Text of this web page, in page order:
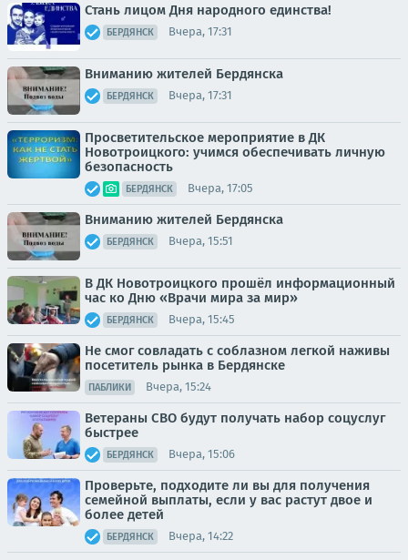
Стань лицом Дня народного единства!
БЕРДЯНСК Вчера, 17:31
Вниманию жителей Бердянска
БЕРДЯНСК Вчера, 17:31
Просветительское мероприятие в ДК
Новотроицкого: учимся обеспечивать личную
безопасность
БЕРДЯНСК Вчера, 17:05
Вниманию жителей Бердянска
БЕРДЯНСК Вчера, 15:51
В ДК Новотроицкого прошёл информационный
час ко Дню «Врачи мира за мир»
БЕРДЯНСК Вчера, 15:45
Не смог совладать с соблазном легкой наживы
посетитель рынка в Бердянске
ПАБЛИКИ Вчера, 15:24
Ветераны СВО будут получать набор соцуслуг
быстрее
БЕРДЯНСК Вчера, 15:06
Проверьте, подходите ли вы для получения
семейной выплаты, если у вас растут двое и
более детей
БЕРДЯНСК Вчера, 14:22